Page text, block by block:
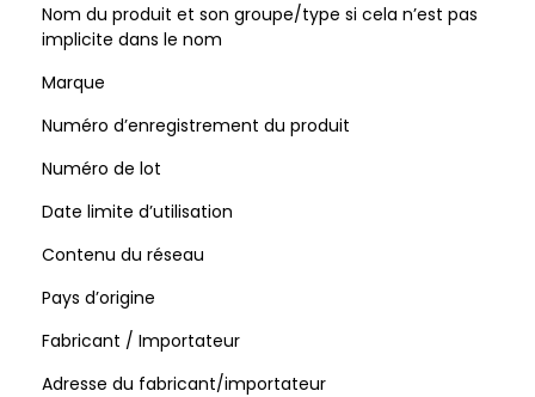
Nom du produit et son groupe/type si cela n’est pas
implicite dans le nom
Marque
Numéro d’enregistrement du produit
Numéro de lot
Date limite d’utilisation
Contenu du réseau
Pays d’origine
Fabricant / Importateur
Adresse du fabricant/importateur